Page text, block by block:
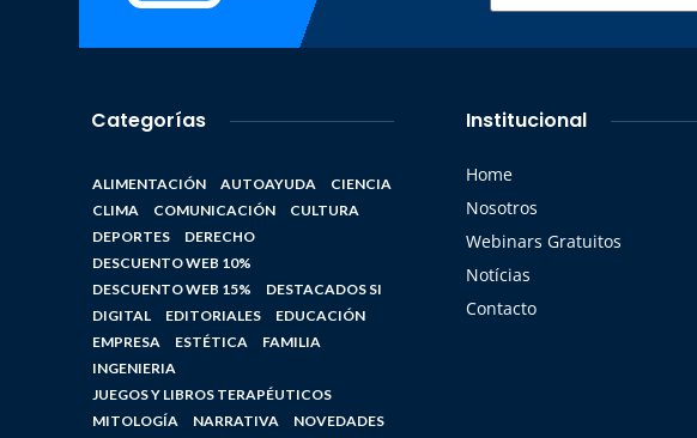
Categorías
ALIMENTACIÓN AUTOAYUDA
CIENCIA
CLIMA
COMUNICACIÓN
CULTURA
DEPORTES
DERECHO
DESCUENTO WEB 10%
DESCUENTO WEB 15%
DESTACADOS SI
DIGITAL
EDITORIALES
EDUCACIÓN
EMPRESA
ESTÉTICA
FAMILIA
INGENIERIA
JUEGOS Y LIBROS TERAPÉUTICOS
MITOLOGÍA
NARRATIVA NOVEDADES
Institucional
Home
Nosotros
Webinars Gratuitos
Notícias
Contacto